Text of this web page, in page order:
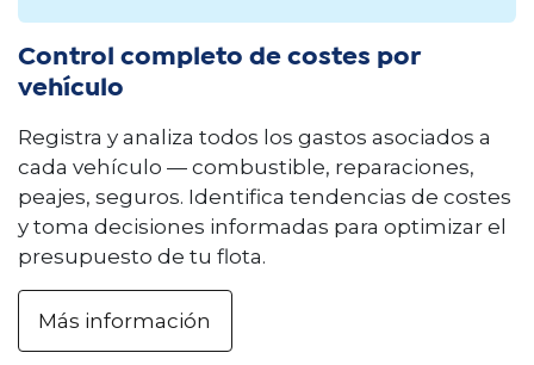
Control completo de costes por
vehículo
Registra y analiza todos los gastos asociados a
cada vehículo — combustible, reparaciones,
peajes, seguros. Identifica tendencias de costes
y toma decisiones informadas para optimizar el
presupuesto de tu flota.
Más información